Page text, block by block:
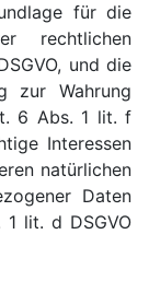
für die
rechtlichen
und die
zur Wahrung
6 Abs. 1 lit. f
Interessen
natürlichen
Daten
lit. d DSGVO